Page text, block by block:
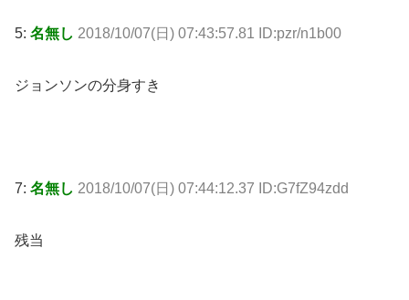
5: 名無し 2018/10/07(日) 07:43:57.81 ID:pzr/n1b00
ジョンソンの分身すき
7: 名無し 2018/10/07(日) 07:44:12.37 ID:G7fZ94zdd
残当